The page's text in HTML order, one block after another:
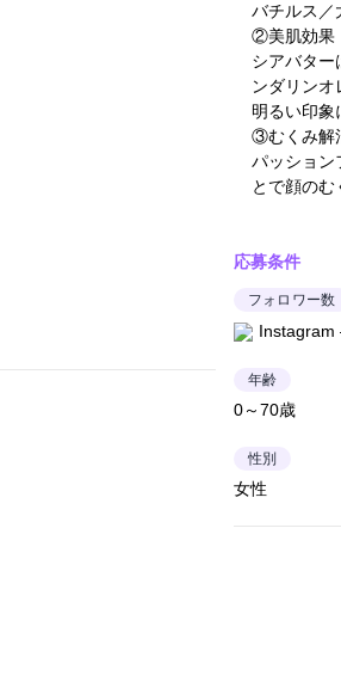
バチルス／
②美肌効果
シアバター
ンダリン
明るい印象
③むくみ解
パッション
とで顔のむ
応募条件
フォロワー数
年齢
0～70歳
性別
女性